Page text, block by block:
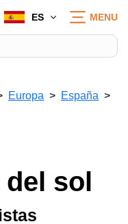
ES MENU
Europa
España
del sol